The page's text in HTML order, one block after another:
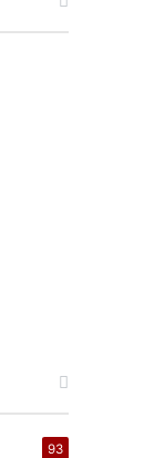
93